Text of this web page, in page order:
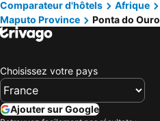
Comparateur d'hôtels Afrique
Maputo Province
Ponta do Ouro
Choisissez votre pays
Ajouter sur Google